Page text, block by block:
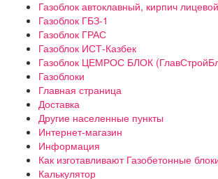
Газоблок автоклавный, кирпич
Газоблок ГБЗ-1
Газоблок ГРАС
Газоблок ИСТ-Казбек
Газоблок ЦЕМРОС БЛОК
Газоблоки
Главная страница
Доставка
Другие населенные пункты
Интернет-магазин
Информация
Как изготавливают Газобетонные
Калькулятор